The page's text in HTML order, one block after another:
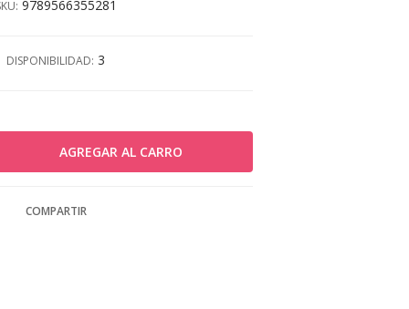
9789566355281
DISPONIBILIDAD: 3
COMPARTIR